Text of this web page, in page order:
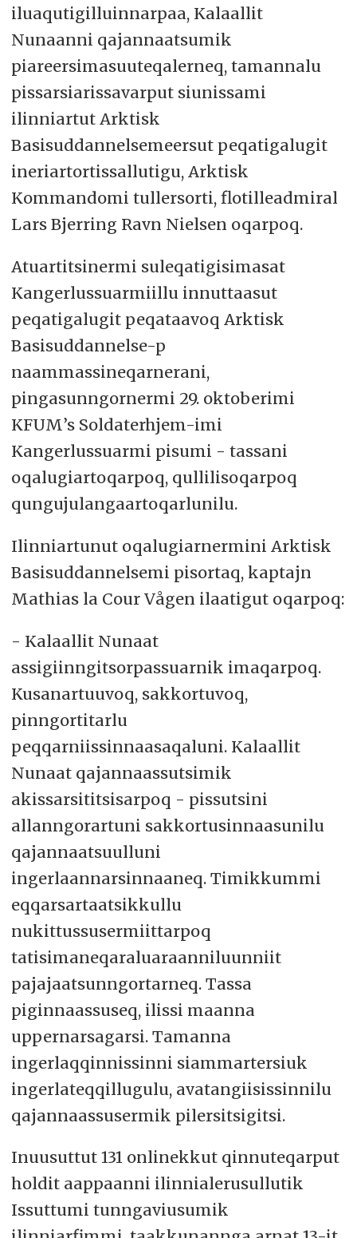
iluaqutigilluinnarpaa, Kalaallit
Nunaanni qajannaatsumik
piareersimasuuteqalerneq, tamannalu
pissarsiarissavarput siunissami
ilinniartut Arktisk
Basisuddannelsemeersut peqatigalugit
ineriartortissallutigu, Arktisk
Kommandomi tullersorti, flotilleadmiral
Lars Bjerring Ravn Nielsen oqarpoq.
Atuartitsinermi suleqatigisimasat
Kangerlussuarmiillu innuttaasut
peqatigalugit peqataavoq Arktisk
Basisuddannelse-p
naammassineqarnerani,
pingasunngornermi 29. oktoberimi
KFUM’s Soldaterhjem-imi
Kangerlussuarmi pisumi - tassani
oqalugiartoqarpoq, qullilisoqarpoq
qungujulangaartoqarlunilu.
Ilinniartunut oqalugiarnermini Arktisk
Basisuddannelsemi pisortaq, kaptajn
Mathias la Cour Vågen ilaatigut oqarpoq:
- Kalaallit Nunaat
assigiinngitsorpassuarnik imaqarpoq.
Kusanartuuvoq, sakkortuvoq,
pinngortitarlu
peqqarniissinnaasaqaluni. Kalaallit
Nunaat qajannaassutsimik
akissarsititsisarpoq - pissutsini
allanngorartuni sakkortusinnaasunilu
qajannaatsuulluni
ingerlaannarsinnaaneq. Timikkummi
eqqarsartaatsikkullu
nukittussusermiittarpoq
tatisimaneqaraluaraanniluunniit
pajajaatsunngortarneq. Tassa
piginnaassuseq, ilissi maanna
uppernarsagarsi. Tamanna
ingerlaqqinnissinni siammartersiuk
ingerlateqqillugulu, avatangiisissinnilu
qajannaassusermik pilersitsigitsi.
Inuusuttut 131 onlinekkut qinnuteqarput
holdit aappaanni ilinnialerusullutik
Issuttumi tunngaviusumik